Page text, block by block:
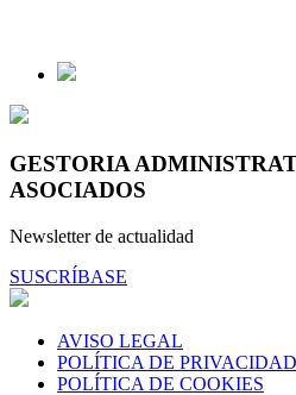
GESTORIA
ASOCIADOS
Newsletter de actualidad
SUSCRÍBASE
AVISO LEGAL
POLÍTICA DE PRIVACIDAD
POLÍTICA DE COOKIES